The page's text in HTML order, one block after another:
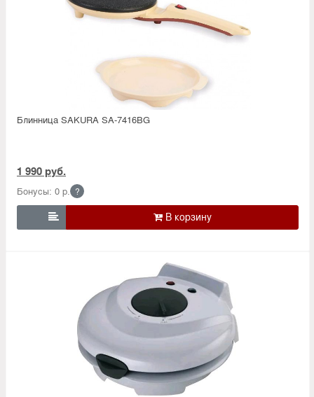
Блинница SAKURA SA-7416BG
1 990 руб.
Бонусы: 0 р. ?
